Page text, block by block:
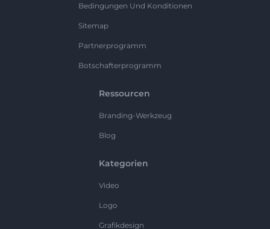
Bedingungen Und Konditionen
Sitemap
Partnerprogramm
Botschafterprogramm
Ressourcen
Branding-Werkzeug
Blog
Kategorien
Video
Logo
Grafikdesign